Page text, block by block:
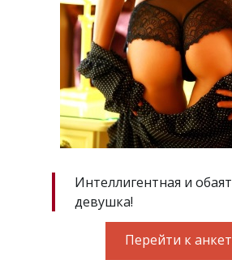
Интеллигентная и
девушка!
Перейти к